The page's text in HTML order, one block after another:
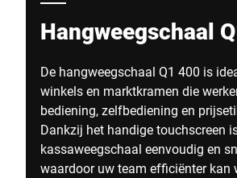
Hangweegschaal
De hangweegschaal Q1 400 is
winkels en marktkramen die
bediening, zelfbediening en
Dankzij het handige touchscreen
kassaweegschaal eenvoudig en
waardoor uw team efficiënter kan